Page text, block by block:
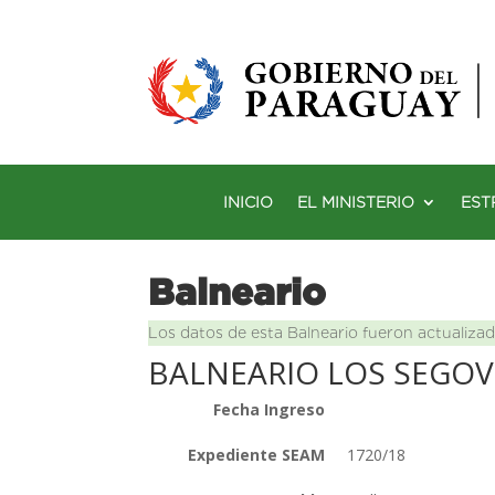
INICIO EL MINISTERIO
Balneario
Los datos de esta Balneario fueron
BALNEARIO LOS
Fecha Ingreso
Expediente SEAM 1720/18